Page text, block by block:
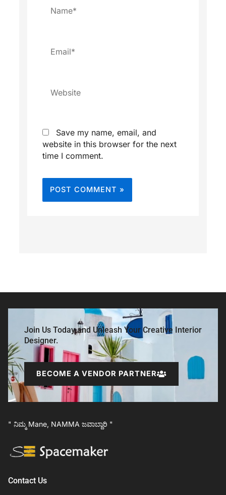
Name*
Email*
Website
Save my name, email, and
website in this browser for the next
time I comment.
Join Us Today and Unleash Your Creative Interior
Designer.
BECOME A VENDOR PARTNER
" ನಿಮ್ಮ Mane, NAMMA ಜವಾಬ್ದಾರಿ "
Contact Us